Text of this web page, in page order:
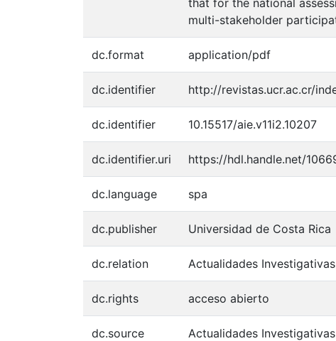
multi-stakeholder
dc.format application/pdf
dc.identifier http://revistas.ucr.ac.cr/
dc.identifier 10.15517/aie.v11i2.10207
dc.identifier.uri https://hdl.handle.net/
dc.language spa
dc.publisher Universidad de Costa Rica
dc.relation Actualidades
dc.rights acceso abierto
dc.source Actualidades